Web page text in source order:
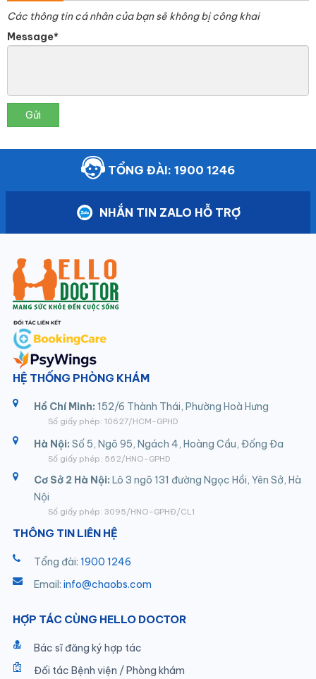
Các thông tin cá nhân của bạn sẽ không bị công khai
Message*
Gửi
TỔNG ĐÀI: 1900 1246
NHẮN TIN ZALO HỖ TRỢ
HỆ THỐNG PHÒNG KHÁM
Hồ Chí Minh: 152/6 Thành Thái, Phường Hoà Hưng
Số giấy phép: 10627/HCM-GPHD
Hà Nội: Số 5, Ngõ 95, Ngách 4, Hoàng Cầu, Đống Đa
Số giấy phép: 562/HNO-GPHD
Cơ Sở 2 Hà Nội: Lô 3 ngõ 131 đường Ngọc Hồi, Yên Sở, Hà
Nội
Số giấy phép: 3095/HNO-GPHĐ/CL1
THÔNG TIN LIÊN HỆ
Tổng đài: 1900 1246
Email: info@chaobs.com
HỢP TÁC CÙNG HELLO DOCTOR
Bác sĩ đăng ký hợp tác
Đối tác Bệnh viện / Phòng khám